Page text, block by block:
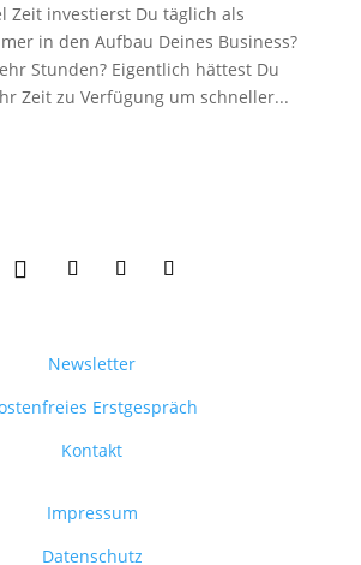
Zeit investierst Du täglich als
in den Aufbau Deines Business?
Stunden? Eigentlich hättest Du
Zeit zu Verfügung um schneller...
Newsletter
Erstgespräch
Kontakt
Impressum
Datenschutz